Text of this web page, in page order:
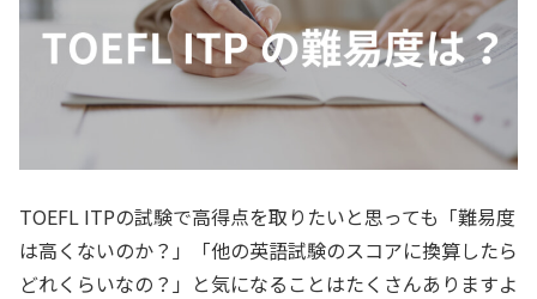
TOEFL ITPの試験で高得点を取りたいと思っても「難易度
は高くないのか？」「他の英語試験のスコアに換算したら
どれくらいなの？」と気になることはたくさんありますよ